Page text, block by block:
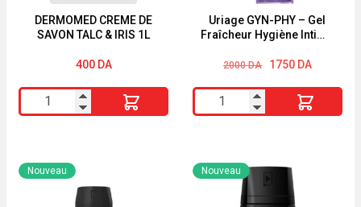
DERMOMED CREME DE
SAVON TALC & IRIS 1L
400 DA
quantité
de
CREME
DE
Uriage GYN-PHY – Gel
Fraîcheur Hygiène Intime
200ml
2000DA
Le
initial
était :
2000 DA.
1750 DA
Le
actuel
est :
1750 DA.
quantité
de
GYN-
PHY
Nouveau Nouveau